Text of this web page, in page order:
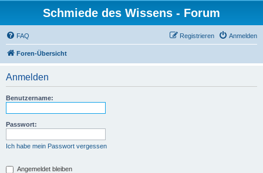
Schmiede des Wissens - Forum
FAQ Anmelden
Registrieren
Foren-Übersicht
Anmelden
Benutzername:
Passwort:
Ich habe mein Passwort vergessen
Angemeldet bleiben